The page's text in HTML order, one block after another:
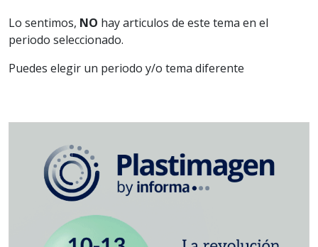
Lo sentimos, NO hay articulos de este tema en el
periodo seleccionado.
Puedes elegir un periodo y/o tema diferente